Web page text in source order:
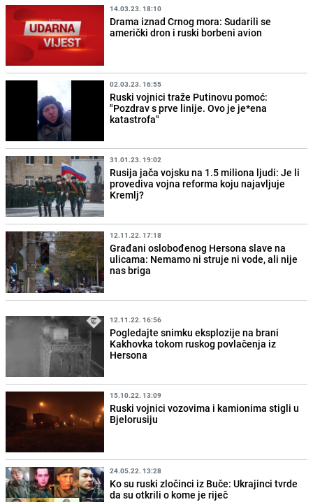
14.03.23. 18:10
Drama iznad Crnog mora: Sudarili se
američki dron i ruski borbeni avion
02.03.23. 16:55
Ruski vojnici traže Putinovu pomoć:
"Pozdrav s prve linije. Ovo je je*ena
katastrofa"
31.01.23. 19:02
Rusija jača vojsku na 1.5 miliona ljudi: Je li
provediva vojna reforma koju najavljuje
Kremlj?
12.11.22. 17:18
Građani oslobođenog Hersona slave na
ulicama: Nemamo ni struje ni vode, ali nije
nas briga
12.11.22. 16:56
Pogledajte snimku eksplozije na brani
Kakhovka tokom ruskog povlačenja iz
Hersona
15.10.22. 13:09
Ruski vojnici vozovima i kamionima stigli u
Bjelorusiju
24.05.22. 13:28
Ko su ruski zločinci iz Buče: Ukrajinci tvrde
da su otkrili o kome je riječ